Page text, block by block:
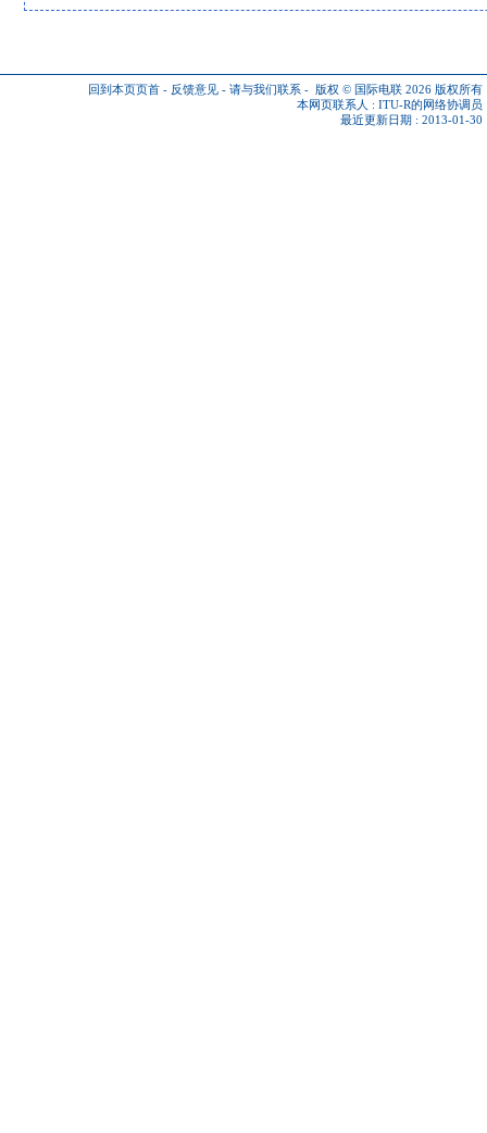
回到本页页首 - 反馈意见 - 请与我们联系 - 版权 © 国际电联 2026 版权所有
本网页联系人 : ITU-R的网络协调员
最近更新日期 : 2013-01-30